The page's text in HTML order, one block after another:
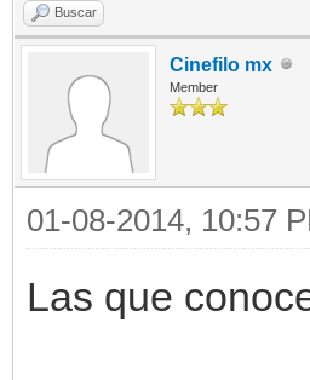
Buscar
Cinefilo mx
Member
01-08-2014, 10:57
Las que